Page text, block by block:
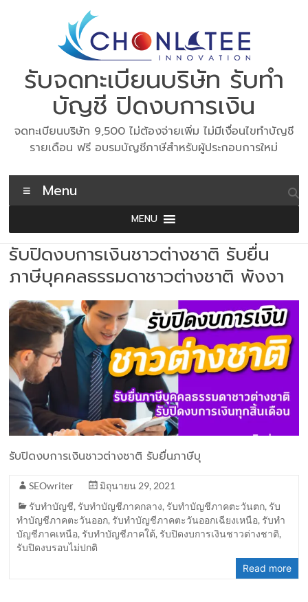
รับจดทะเบียนบริษัท รับทำ
บัญชี ปิดงบการเงิน
จดทะเบียนบริษัท 9,500 ไม่ต้องจ่ายเพิ่ม ไม่มีเงื่อนไขทำบัญชี
รายเดือน ฟรี อบรมบัญชีภาษีสำหรับผู้ประกอบการใหม่
Menu
MENU
รับปิดงบการเงินชาวต่างชาติ รับยื่น
ภาษีบุคคลธรรมดาชาวต่างชาติ พังงา
รับปิดงบการเงินชาวต่างชาติ รับยื่นภาษีบุ
SEOwriter
มิถุนายน 29, 2021
รับทำบัญชี, รับทำบัญชีภาคกลาง, รับทำบัญชีภาคตะวันตก, รับ
ทำบัญชีภาคตะวันออก, รับทำบัญชีภาคตะวันออกเฉียงเหนือ, รับทำ
บัญชีภาคเหนือ, รับทำบัญชีภาคใต้, รับปิดงบการเงินชาวต่างชาติ,
รับปิดงบรอบไม่ปกติ
Read more